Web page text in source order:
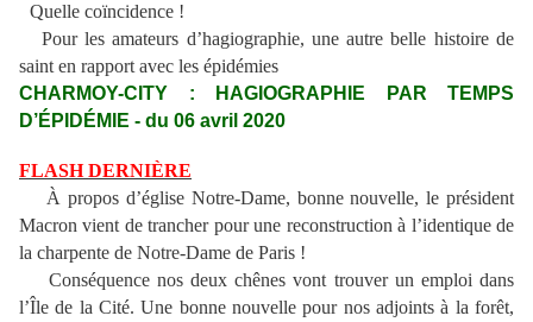
Quelle coïncidence !
Pour les amateurs d’hagiographie, une autre belle histoire de
saint en rapport avec les épidémies
CHARMOY-CITY : HAGIOGRAPHIE PAR TEMPS
D’ÉPIDÉMIE - du 06 avril 2020
FLASH DERNIÈRE
À propos d’église Notre-Dame, bonne nouvelle, le président
Macron vient de trancher pour une reconstruction à l’identique de
la charpente de Notre-Dame de Paris !
Conséquence nos deux chênes vont trouver un emploi dans
l’Île de la Cité. Une bonne nouvelle pour nos adjoints à la forêt,